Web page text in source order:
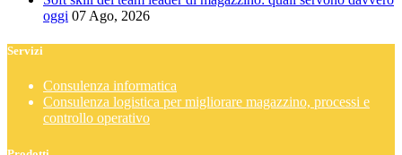
oggi 07 Ago, 2026
Servizi
Consulenza informatica
Consulenza logistica per migliorare magazzino, processi e
controllo operativo